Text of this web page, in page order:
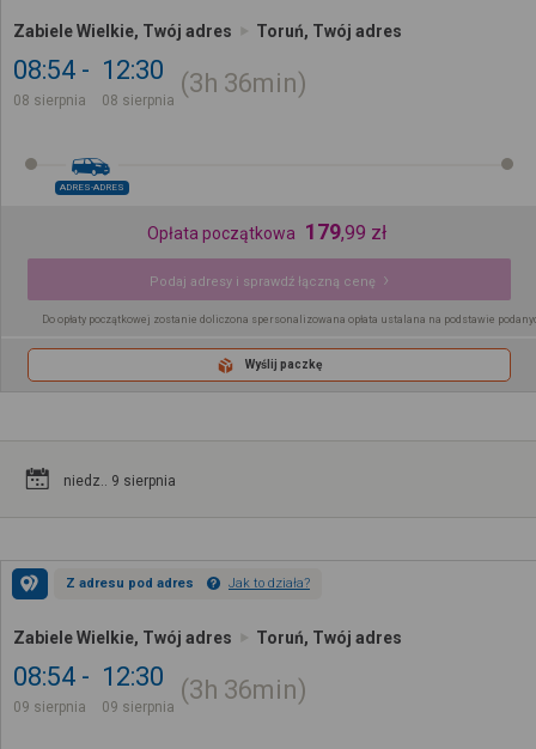
Zabiele Wielkie, Twój adres Toruń, Twój adres
08:54
08 sierpnia
12:30
08 sierpnia
3h 36min
ADRES-ADRES
Opłata początkowa 179,99 zł
Podaj adresy i sprawdź łączną cenę
Do opłaty początkowej zostanie doliczona spersonalizowana opłata ustalana na podstawie
Wyślij paczkę
niedz.. 9 sierpnia
Z adresu pod adres Jak to działa?
Zabiele Wielkie, Twój adres Toruń, Twój adres
08:54
09 sierpnia
12:30
09 sierpnia
3h 36min